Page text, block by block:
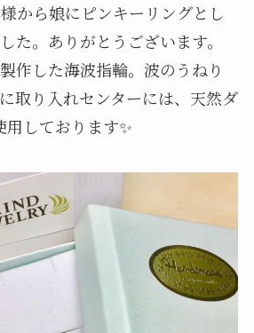
から娘にピンキーリングとし
た。ありがとうございます。
作した海波指輪。波のうねり
取り入れセンターには、天然ダ
用しております✨